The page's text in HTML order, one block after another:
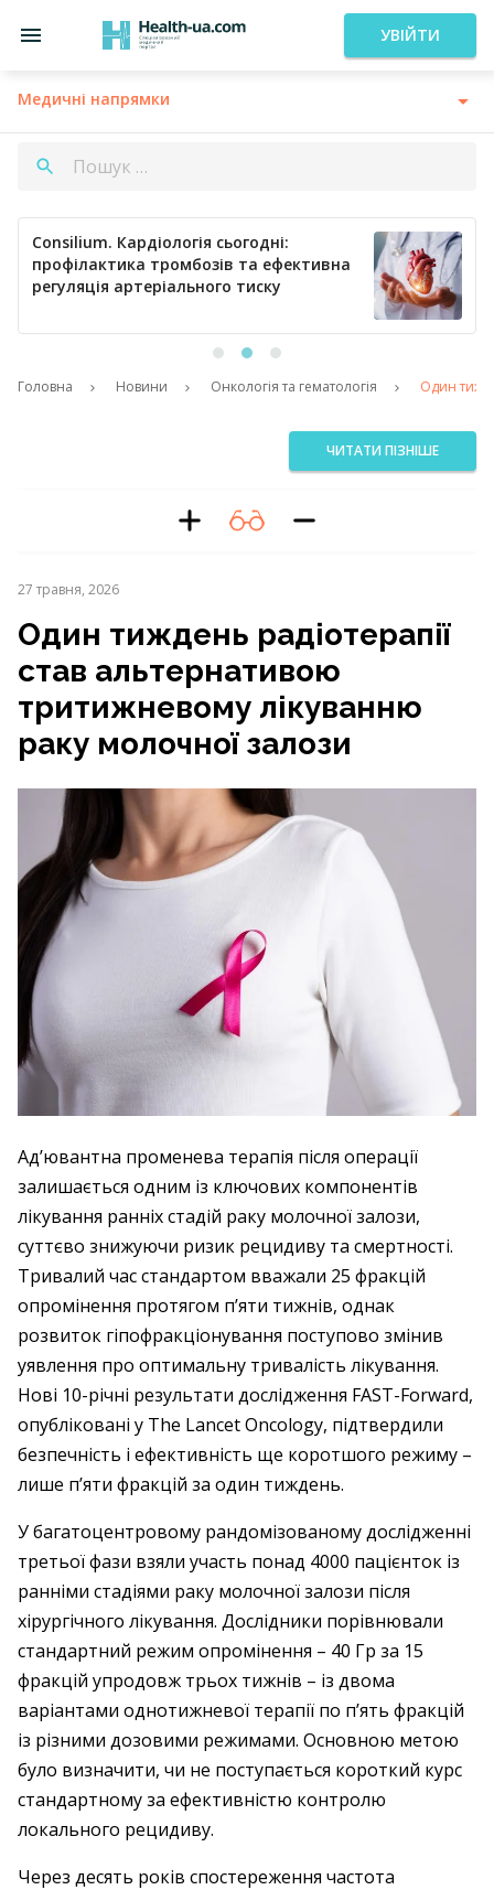
УВІЙТИ
Медичні напрямки
Consilium. Кардіологія сьогодні:
профілактика тромбозів та ефективна
регуляція артеріального тиску
Головна Новини Онкологія та гематологія Один
ЧИТАТИ ПІЗНІШЕ
27 травня, 2026
Один тиждень радіотерапії
став альтернативою
тритижневому лікуванню
раку молочної залози
Ад’ювантна променева терапія після операції
залишається одним із ключових компонентів
лікування ранніх стадій раку молочної залози,
суттєво знижуючи ризик рецидиву та смертності.
Тривалий час стандартом вважали 25 фракцій
опромінення протягом п’яти тижнів, однак
розвиток гіпофракціонування поступово змінив
уявлення про оптимальну тривалість лікування.
Нові 10-річні результати дослідження FAST-Forward,
опубліковані у The Lancet Oncology, підтвердили
безпечність і ефективність ще коротшого режиму –
лише п’яти фракцій за один тиждень.
У багатоцентровому рандомізованому дослідженні
третьої фази взяли участь понад 4000 пацієнток із
ранніми стадіями раку молочної залози після
хірургічного лікування. Дослідники порівнювали
стандартний режим опромінення – 40 Гр за 15
фракцій упродовж трьох тижнів – із двома
варіантами однотижневої терапії по п’ять фракцій
із різними дозовими режимами. Основною метою
було визначити, чи не поступається короткий курс
стандартному за ефективністю контролю
локального рецидиву.
Через десять років спостереження частота